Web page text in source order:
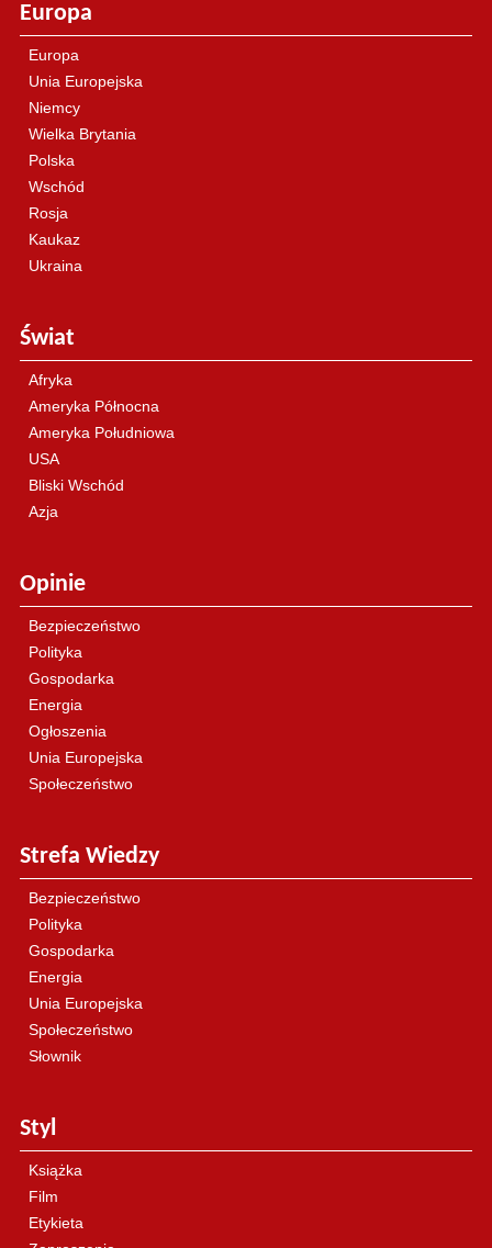
Europa
Europa
Unia Europejska
Niemcy
Wielka Brytania
Polska
Wschód
Rosja
Kaukaz
Ukraina
Świat
Afryka
Ameryka Północna
Ameryka Południowa
USA
Bliski Wschód
Azja
Opinie
Bezpieczeństwo
Polityka
Gospodarka
Energia
Ogłoszenia
Unia Europejska
Społeczeństwo
Strefa Wiedzy
Bezpieczeństwo
Polityka
Gospodarka
Energia
Unia Europejska
Społeczeństwo
Słownik
Styl
Książka
Film
Etykieta